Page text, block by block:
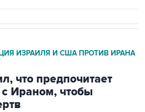
ИЗРАИЛЯ И США ПРОТИВ ИРАНА
что предпочитает
Ираном, чтобы